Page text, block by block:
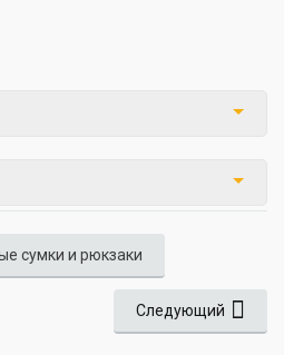
сумки и рюкзаки
Следующий